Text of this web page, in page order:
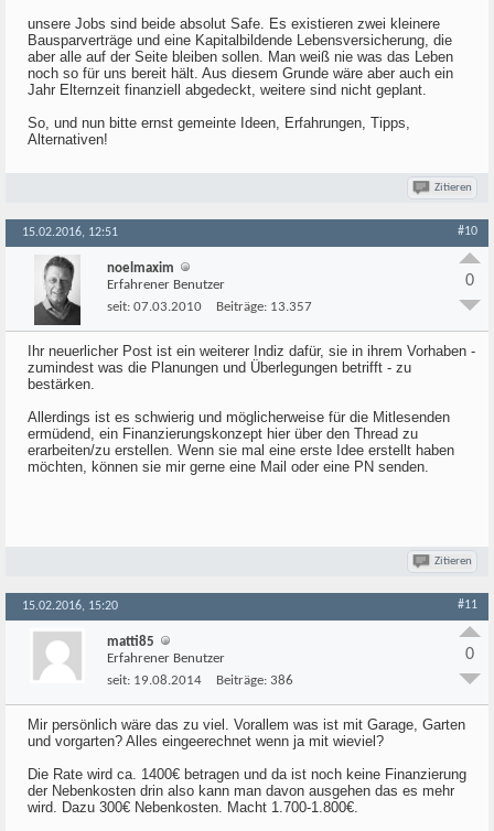
unsere Jobs sind beide absolut Safe. Es existieren zwei kleinere
Bausparverträge und eine Kapitalbildende Lebensversicherung, die
aber alle auf der Seite bleiben sollen. Man weiß nie was das Leben
noch so für uns bereit hält. Aus diesem Grunde wäre aber auch ein
Jahr Elternzeit finanziell abgedeckt, weitere sind nicht geplant.
So, und nun bitte ernst gemeinte Ideen, Erfahrungen, Tipps,
Alternativen!
Zitieren
15.02.2016, 12:51 #10
noelmaxim
Erfahrener Benutzer
seit: 07.03.2010 Beiträge: 13.357
0
Ihr neuerlicher Post ist ein weiterer Indiz dafür, sie in ihrem Vorhaben -
zumindest was die Planungen und Überlegungen betrifft - zu
bestärken.
Allerdings ist es schwierig und möglicherweise für die Mitlesenden
ermüdend, ein Finanzierungskonzept hier über den Thread zu
erarbeiten/zu erstellen. Wenn sie mal eine erste Idee erstellt haben
möchten, können sie mir gerne eine Mail oder eine PN senden.
Zitieren
15.02.2016, 15:20 #11
matti85
Erfahrener Benutzer
seit: 19.08.2014 Beiträge: 386
0
Mir persönlich wäre das zu viel. Vorallem was ist mit Garage, Garten
und vorgarten? Alles eingeerechnet wenn ja mit wieviel?
Die Rate wird ca. 1400€ betragen und da ist noch keine Finanzierung
der Nebenkosten drin also kann man davon ausgehen das es mehr
wird. Dazu 300€ Nebenkosten. Macht 1.700-1.800€.